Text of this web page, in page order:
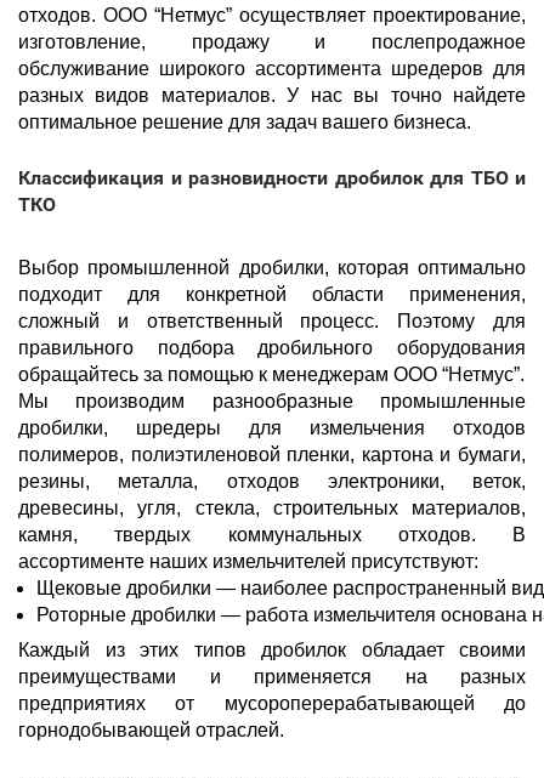
отходов. ООО “Нетмус” осуществляет проектирование,
изготовление, продажу и послепродажное
обслуживание широкого ассортимента шредеров для
разных видов материалов. У нас вы точно найдете
оптимальное решение для задач вашего бизнеса.
Классификация и разновидности дробилок для ТБО и
ТКО
Выбор промышленной дробилки, которая оптимально
подходит для конкретной области применения,
сложный и ответственный процесс. Поэтому для
правильного подбора дробильного оборудования
обращайтесь за помощью к менеджерам ООО “Нетмус”.
Мы производим разнообразные промышленные
дробилки, шредеры для измельчения отходов
полимеров, полиэтиленовой пленки, картона и бумаги,
резины, металла, отходов электроники, веток,
древесины, угля, стекла, строительных материалов,
камня, твердых коммунальных отходов. В
ассортименте наших измельчителей присутствуют:
Щековые дробилки — наиболее распространенный
Роторные дробилки — работа измельчителя основана
Каждый из этих типов дробилок обладает своими
преимуществами и применяется на разных
предприятиях от мусороперерабатывающей до
горнодобывающей отраслей.